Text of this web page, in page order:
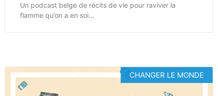
Un podcast belge de récits de vie pour raviver la
flamme qu’on a en soi…
CHANGER LE MONDE